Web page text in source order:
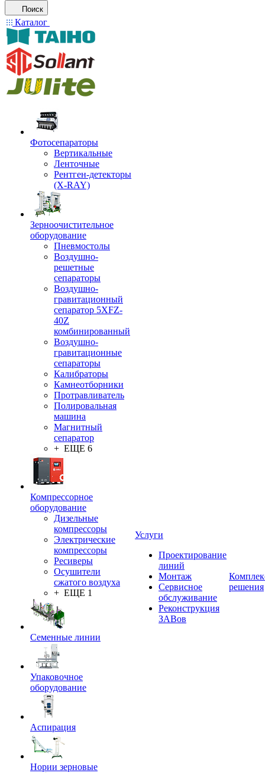
Поиск
Каталог
Фотосепараторы
Вертикальные
Ленточные
Рентген-детекторы
(X-RAY)
Зерноочистительное
оборудование
Пневмостолы
Воздушно-
решетные
сепараторы
Воздушно-
гравитационный
сепаратор 5XFZ-
40Z
комбинированный
Воздушно-
гравитационные
сепараторы
Калибраторы
Камнеотборники
Протравливатель
Полировальная
машина
Магнитный
сепаратор
+ ЕЩЕ 6
Компрессорное
оборудование
Дизельные
компрессоры
Электрические
компрессоры
Ресиверы
Осушители
сжатого воздуха
+ ЕЩЕ 1
Семенные линии
Упаковочное
оборудование
Аспирация
Нории зерновые
Услуги
Проектирование
линий
Монтаж
Сервисное
обслуживание
Реконструкция
ЗАВов
решения